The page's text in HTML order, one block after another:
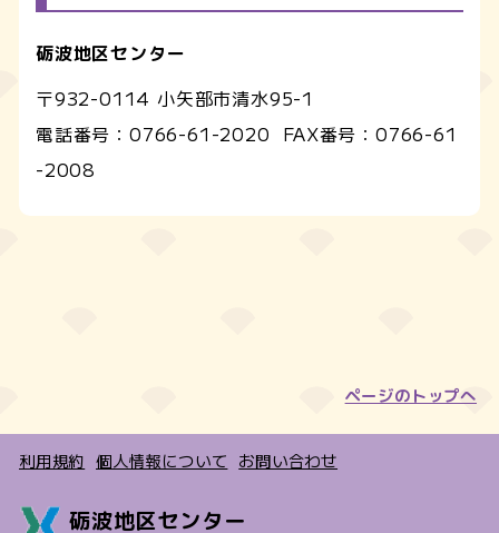
砺波地区センター
〒932-0114 小矢部市清水95-1
電話番号： 0766-61-2020 FAX番号：0766-61
-2008
ページのトップへ
利用規約 個人情報について お問い合わせ
砺波地区センター